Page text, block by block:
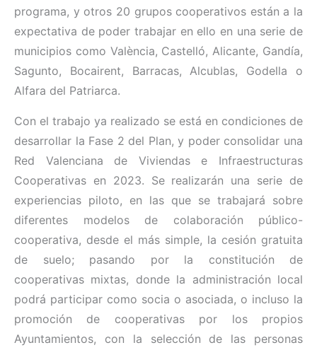
programa, y otros 20 grupos cooperativos están a la
expectativa de poder trabajar en ello en una serie de
municipios como València, Castelló, Alicante, Gandía,
Sagunto, Bocairent, Barracas, Alcublas, Godella o
Alfara del Patriarca.
Con el trabajo ya realizado se está en condiciones de
desarrollar la Fase 2 del Plan, y poder consolidar una
Red Valenciana de Viviendas e Infraestructuras
Cooperativas en 2023. Se realizarán una serie de
experiencias piloto, en las que se trabajará sobre
diferentes modelos de colaboración público-
cooperativa, desde el más simple, la cesión gratuita
de suelo; pasando por la constitución de
cooperativas mixtas, donde la administración local
podrá participar como socia o asociada, o incluso la
promoción de cooperativas por los propios
Ayuntamientos, con la selección de las personas